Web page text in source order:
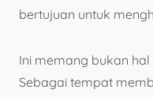
bertujuan untuk
Ini memang bukan
Sebagai tempat